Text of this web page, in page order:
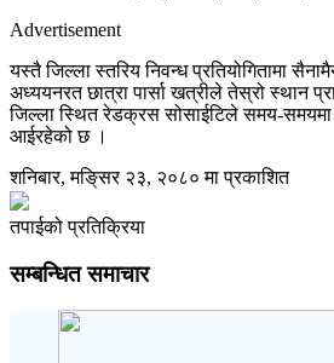
Advertisement
यस्तै जिल्ला स्तरिय निवन्ध प्रतियोगितामा
अध्ययनरत छात्रा पार्सा खत्रीले तेस्रो स्थान
जिल्ला स्थित रेडक्रस सोसाईटिले समय-समयमा
आईरहेको छ ।
शनिबार, मङि्सर २३, २०८० मा प्रकाशित
तपाईको प्रतिक्रिया
सम्बन्धित समाचार